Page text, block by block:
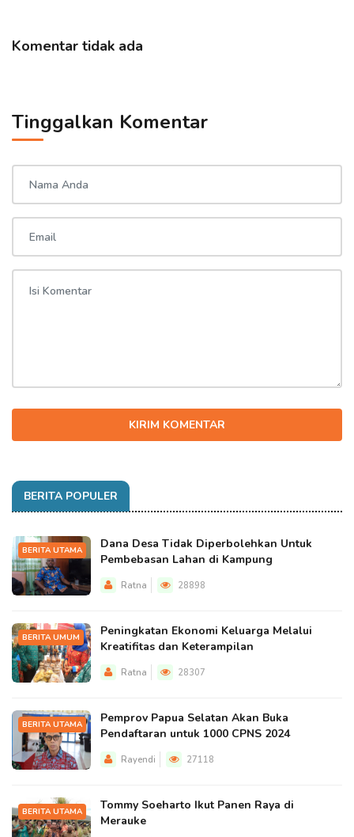
Komentar tidak ada
Tinggalkan Komentar
KIRIM KOMENTAR
BERITA POPULER
BERITA UTAMA
Dana Desa Tidak Diperbolehkan Untuk
Pembebasan Lahan di Kampung
Ratna 28898
BERITA UMUM
Peningkatan Ekonomi Keluarga Melalui
Kreatifitas dan Keterampilan
Ratna 28307
BERITA UTAMA
Pemprov Papua Selatan Akan Buka
Pendaftaran untuk 1000 CPNS 2024
Rayendi 27118
BERITA UTAMA
Tommy Soeharto Ikut Panen Raya di
Merauke